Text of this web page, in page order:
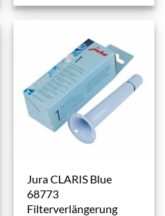
Jura CLARIS Blue
68773
Filterverlängerung